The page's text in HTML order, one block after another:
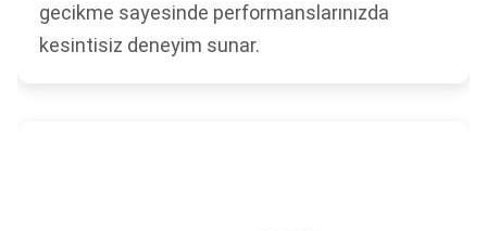
gecikme sayesinde performanslarınızda
kesintisiz deneyim sunar.